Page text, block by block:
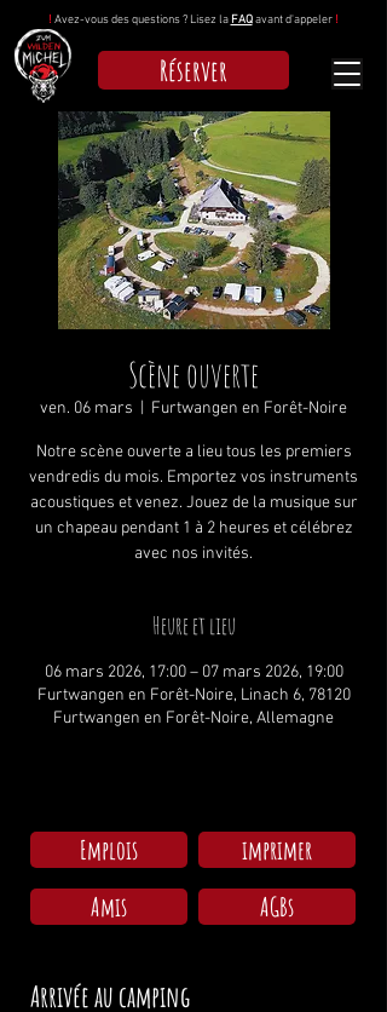
! Avez-vous des questions ? Lisez la FAQavant d'appeler !
Réserver
Scène ouverte
ven. 06 mars Furtwangen en Forêt-Noire
Notre scène ouverte a lieu tous les premiers
vendredis du mois. Emportez vos instruments
acoustiques et venez. Jouez de la musique sur
un chapeau pendant 1 à 2 heures et célébrez
avec nos invités.
Heure et lieu
06 mars 2026, 17:00 – 07 mars 2026, 19:00
Furtwangen en Forêt-Noire, Linach 6, 78120
Furtwangen en Forêt-Noire, Allemagne
Emplois
imprimer
Amis
AGBs
Arrivée au camping